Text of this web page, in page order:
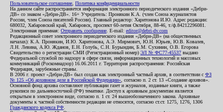
Пользовательское соглашение Политика конфиденциальности
На данном сайте распространяется информация электронного периодического издания «Дебри-
ДВ» со знаком «Дебри-ДВ». 16+ Учредитель: Пронякин К.А. (член Союза журналистов
России, член Союза писателей России). Главный редактор: Харитонова И.Ю. Адрес редакции:
680032, Хабаровский край, Хабаровск, проспект 60-летия Октября, 88-46, т./ф.84212296081.
Электронная приемная: Отправить сообщение . E-mail: editor@debri-dv.com
Редакционный совет электронного периодического издания «Дебри-ДВ» (на общественных
началах): К.А. Пронякин, И.Ю. Харитонова, А.Э. Мирмович, Ю.Н. Юрьев, Ю.В. Ковалев,
Л.Н. Левина, А.Ю. Жданов, Е.Н. Голубь, С.Н. Бурындин, Б.М. Сухинин, О.В. Егорова
Свидетельство о регистрации СМИ (Регистрационный номер) ЭЛ № ФС77-45537 выдано
Федеральной службой по надзору в сфере связи, информационных технологий и массовых
коммуникаций (Роскомнадзор) 16.06.2011 г. Территория распространения: Российская
Федерация, зарубежные страны.
В 2006 г. проект «Дебри-ДВ» был создан как электронный частный архив, в соответствии с ФЗ
№ 125 «Об архивном деле в Российской Федерации» , согласно п. 2 ст. 13 «Создание архивов».
Основной фонд архива составляют публикации газет и журналов, изданные книги, а также
рукописи по дальневосточной (РФ) тематике. Доступ к архивным документам является
открытым в электронном виде, согласно п. 1 ст. 24 вышеобозначенного закона. Архивные
документы к частной собственности редакции не относятся, согласно ст.ст. 1275, 1276, 1306
Гражданского кодекса РФ